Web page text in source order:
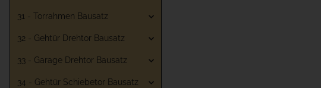
31 - Torrahmen Bausatz
32 - Gehtür Drehtor Bausatz
33 - Garage Drehtor Bausatz
34 - Gehtür Schiebetor Bausatz